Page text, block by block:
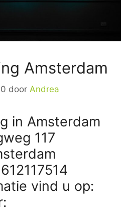
Amsterdam
door Andrea
in Amsterdam
117
vind u op: